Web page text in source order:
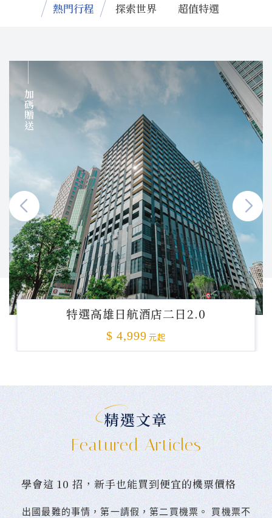
熱門行程 探索世界 超值特選
加碼贈送
特選高雄日航酒店二日2.0
$ 4,999 元起
精選文章
Featured Articles
學會這 10 招，新手也能買到便宜的機票價格
󠀠出國最難的事情，第一請假，第二買機票。 󠀠買機票不